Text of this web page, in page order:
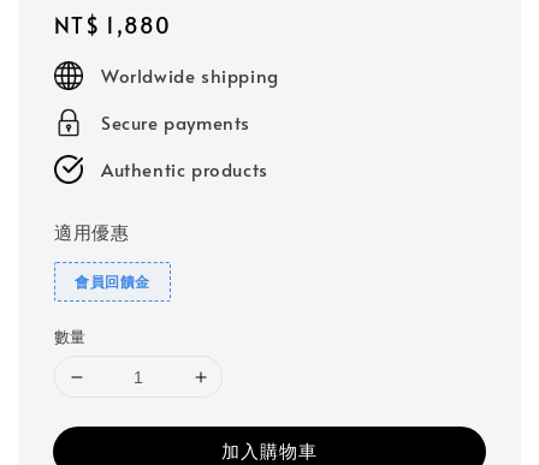
Regular
price
NT$ 1,880
Worldwide shipping
Secure payments
Authentic products
適用優惠
會員回饋金
數量
加入購物車